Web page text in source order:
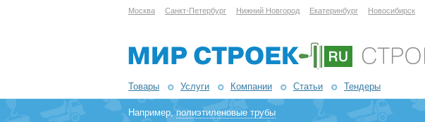
Москва Санкт-Петербург Нижний Новгород Екатеринбург Новосибирск
Товары Услуги Компании Статьи Тендеры
Например,полиэтиленовые трубы